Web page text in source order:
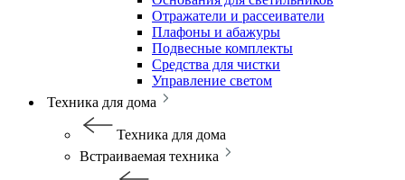
Отражатели и рассеиватели
Плафоны и абажуры
Подвесные комплекты
Средства для чистки
Управление светом
Техника для дома
Техника для дома
Встраиваемая техника